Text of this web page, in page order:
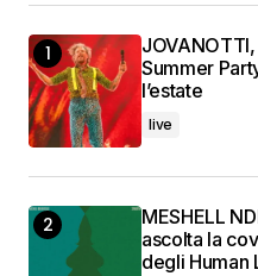
Summer
l’estate
live
MESHELL
ascolta la
degli Human